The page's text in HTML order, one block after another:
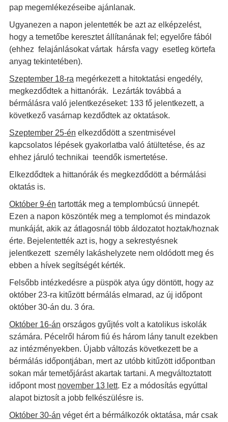
pap megemlékezéseibe ajánlanak.
Ugyanezen a napon jelentették be azt az elképzelést,
hogy a temetőbe keresztet állítanának fel; egyelőre fából
(ehhez felajánlásokat vártak hársfa vagy esetleg körtefa
anyag tekintetében).
Szeptember 18-ra megérkezett a hitoktatási engedély,
megkezdődtek a hittanórák. Lezárták továbbá a
bérmálásra való jelentkezéseket: 133 fő jelentkezett, a
következő vasárnap kezdődtek az oktatások.
Szeptember 25-én elkezdődött a szentmisével
kapcsolatos lépések gyakorlatba való átültetése, és az
ehhez járuló technikai teendők ismertetése.
Elkezdődtek a hittanórák és megkezdődött a bérmálási
oktatás is.
Október 9-én tartották meg a templombúcsú ünnepét.
Ezen a napon köszönték meg a templomot és mindazok
munkáját, akik az átlagosnál több áldozatot hoztak/hoznak
érte. Bejelentették azt is, hogy a sekrestyésnek
jelentkezett személy lakáshelyzete nem oldódott meg és
ebben a hívek segítségét kérték.
Felsőbb intézkedésre a püspök atya úgy döntött, hogy az
október 23-ra kitűzött bérmálás elmarad, az új időpont
október 30-án du. 3 óra.
Október 16-án országos gyűjtés volt a katolikus iskolák
számára. Pécelről három fiú és három lány tanult ezekben
az intézményekben. Újabb változás következett be a
bérmálás időpontjában, mert az utóbb kitűzött időpontban
sokan már temetőjárást akartak tartani. A megváltoztatott
időpont most november 13 lett. Ez a módosítás egyúttal
alapot biztosít a jobb felkészülésre is.
Október 30-án véget ért a bérmálkozók oktatása, már csak